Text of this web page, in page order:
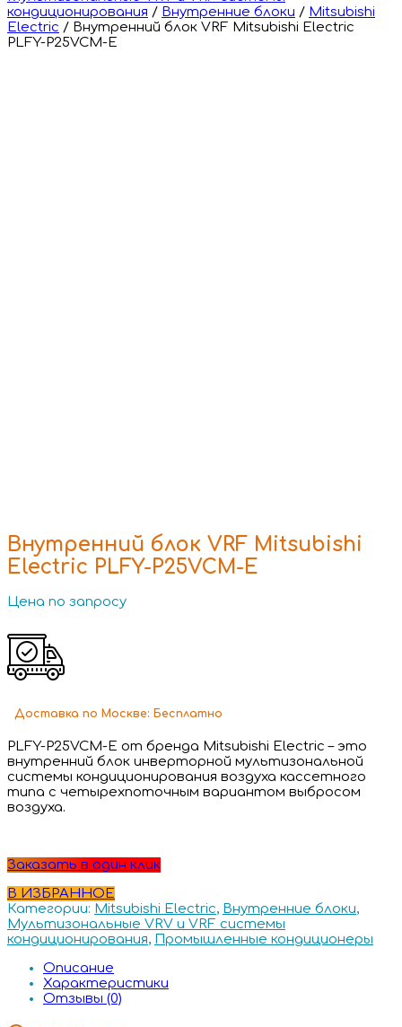
кондиционирования / Внутренние блоки / Mitsubishi
Electric / Внутренний блок VRF Mitsubishi Electric
PLFY-P25VCM-E
Внутренний блок VRF Mitsubishi
Electric PLFY-P25VCM-E
Цена по запросу
Доставка по Москве: Бесплатно
PLFY-P25VCM-E от бренда Mitsubishi Electric – это
внутренний блок инверторной мультизональной
системы кондиционирования воздуха кассетного
типа с четырехпоточным вариантом выбросом
воздуха.
Заказать в один клик
В ИЗБРАННОЕ
Категории: Mitsubishi Electric, Внутренние блоки,
Мультизональные VRV и VRF системы
кондиционирования, Промышленные кондиционеры
Описание
Характеристики
Отзывы (0)